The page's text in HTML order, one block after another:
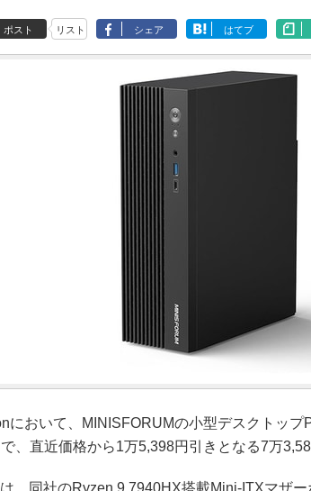
ポスト リスト シェア はてブ
において、MINISFORUMの小型デスクトップ
、直近価格から1万5,398円引きとなる7万
、同社のRyzen 9 7940HX搭載Mini-ITXマザ